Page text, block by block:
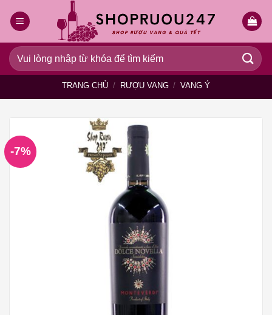
qua
dung
Tìm
kiếm:
TRANG CHỦ / RƯỢU VANG / VANG Ý
-7%